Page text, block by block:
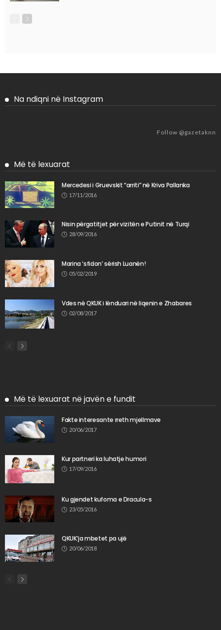
Na ndiqni në Instagram
Follow @gazetaknn
Më të lexuarat
Mercedesi i Gruevskit “arriti” në Kriva Pallanka
17/11/2016
Nisin përgatitjet për vizitën e Putinit në Turqi
28/09/2016
Marina ‘sfidon’ sërish Luanën!
05/02/2019
Vdes në QKUK i lënduari në liqenin e Zhabares
02/08/2017
Më të lexuarat në javën e fundit
Fakte interesante rreth mjellmave
20/06/2017
Kur partneri ka luhatje humori
17/09/2016
Ku gjendet kufoma e Dracula-s
23/05/2016
QKUK’ja mbetet pa ujë
20/06/2018